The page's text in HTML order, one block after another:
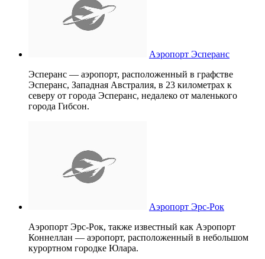
Аэропорт Эсперанс
Эсперанс — аэропорт, расположенный в графстве
Эсперанс, Западная Австралия, в 23 километрах к
северу от города Эсперанс, недалеко от маленького
города Гибсон.
Аэропорт Эрс-Рок
Аэропорт Эрс-Рок, также известный как Аэропорт
Коннеллан — аэропорт, расположенный в небольшом
курортном городке Юлара.